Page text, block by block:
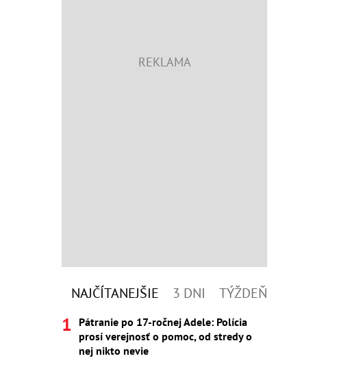
NAJČÍTANEJŠIE 3 DNI TÝŽDEŇ
Pátranie po 17-ročnej Adele: Polícia
prosí verejnosť o pomoc, od stredy o
nej nikto nevie